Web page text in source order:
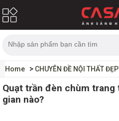
Home CHUYÊN ĐỀ NỘI THẤT ĐẸP
Quạt trần đèn chùm trang
gian nào?